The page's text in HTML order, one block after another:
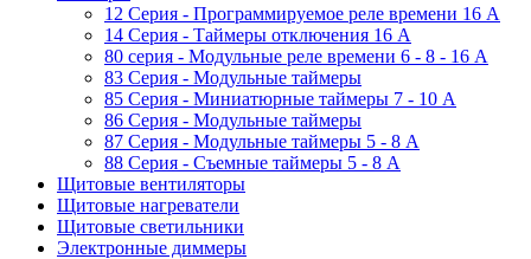
12 Серия - Программируемое реле времени 16 A
14 Серия - Таймеры отключения 16 A
80 серия - Модульные реле времени 6 - 8 - 16 A
83 Серия - Модульные таймеры
85 Серия - Миниатюрные таймеры 7 - 10 A
86 Серия - Модульные таймеры
87 Серия - Модульные таймеры 5 - 8 А
88 Серия - Съемные таймеры 5 - 8 A
Щитовые вентиляторы
Щитовые нагреватели
Щитовые светильники
Электронные диммеры